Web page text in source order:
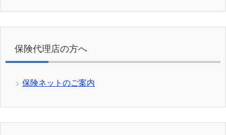
保険代理店の方へ
保険ネットのご案内